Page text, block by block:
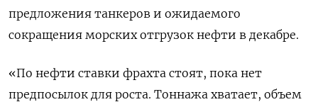
предложения танкеров и ожидаемого
сокращения морских отгрузок нефти в декабре.
«По нефти ставки фрахта стоят, пока нет
предпосылок для роста. Тоннажа хватает, объем